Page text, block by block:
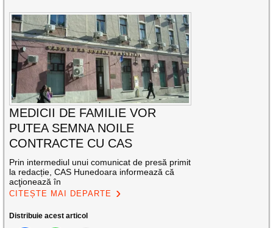
MEDICII DE FAMILIE VOR
PUTEA SEMNA NOILE
CONTRACTE CU CAS
Prin intermediul unui comunicat de presă primit
la redacție, CAS Hunedoara informează că
acţionează în
CITEȘTE MAI DEPARTE
Distribuie acest articol